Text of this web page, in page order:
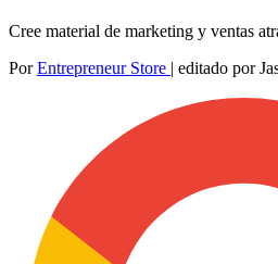
Cree material de marketing y ventas
PorEntrepreneur Store | editado por